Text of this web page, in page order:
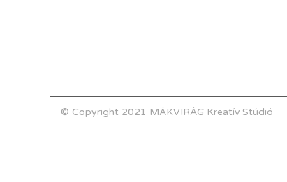
© Copyright 2021 MÁKVIRÁG Kreatív Stúdió